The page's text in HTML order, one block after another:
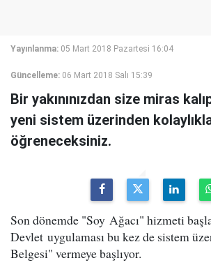
Yayınlanma: 05 Mart 2018 Pazartesi 16:04
Güncelleme: 06 Mart 2018 Salı 15:39
Bir yakınınızdan size miras
yeni sistem üzerinden
öğreneceksiniz.
Son dönemde "Soy Ağacı" hizmeti
Devlet uygulaması bu kez de sistem
Belgesi" vermeye başlıyor.